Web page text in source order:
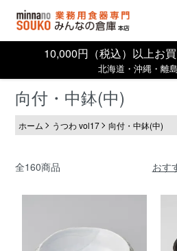
10,000円（税込）以上お
北海道・沖縄・離
向付・中鉢(中)
ホーム うつわ vol17 向付・中鉢(中)
全160商品 おす